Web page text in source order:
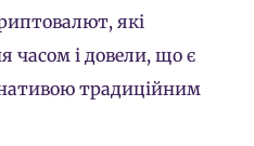
які
часом і довели, що є
традиційним